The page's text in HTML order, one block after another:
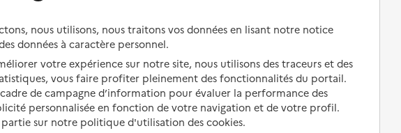
domicile avec une
ou un handicap
vie à domicile
EHPAD
Droits en EHPAD
Fin de vie en EHPAD
nous utilisons, nous traitons vos données en lisant notre notice
données à caractère personnel.
votre expérience sur notre site, nous utilisons des traceurs et des
vous faire profiter pleinement des fonctionnalités du portail.
de campagne d’information pour évaluer la performance des
personnalisée en fonction de votre navigation et de votre profil.
partie sur notre politique d'utilisation des cookies.